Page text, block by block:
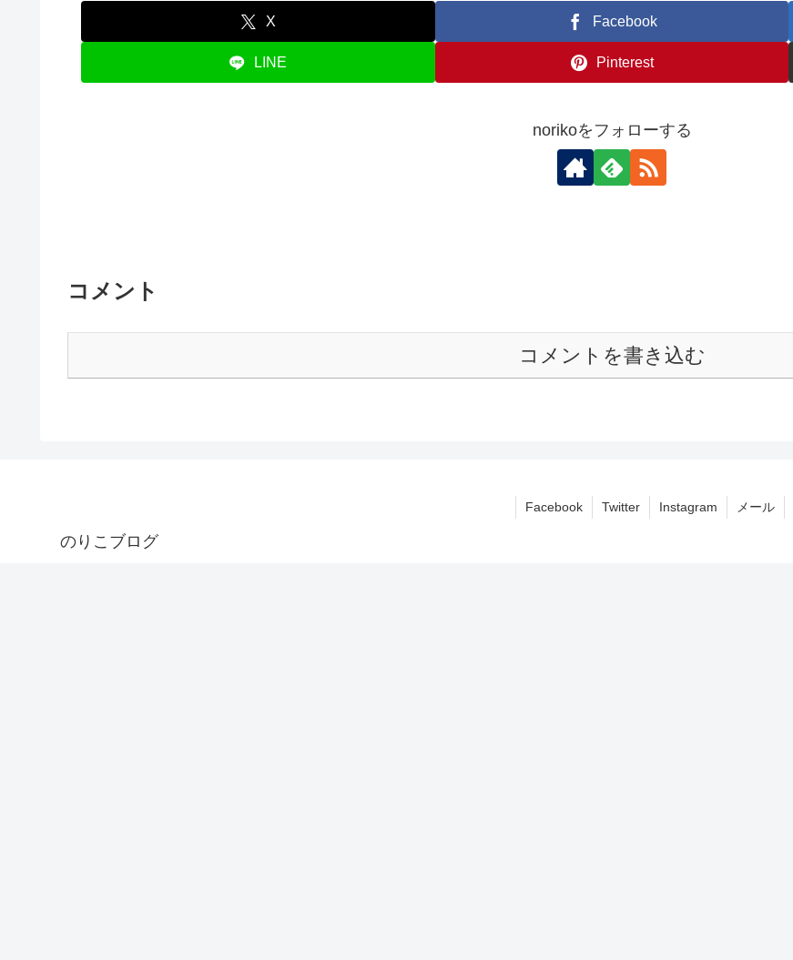
X Facebook
LINE Pinterest
norikoをフォローする
コメント
コメントを書き込む
のりこブログ
Facebook Twitter Instagram メール